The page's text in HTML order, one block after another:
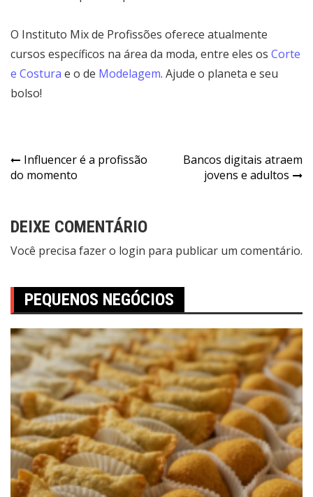
O Instituto Mix de Profissões oferece atualmente
cursos específicos na área da moda, entre eles os Corte
e Costura e o de Modelagem. Ajude o planeta e seu
bolso!
Influencer é a profissão
do momento
Bancos digitais atraem
jovens e adultos
DEIXE COMENTÁRIO
Você precisa fazer o login para publicar um comentário.
PEQUENOS NEGÓCIOS